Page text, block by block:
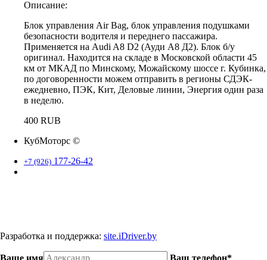
Описание:
Блок управления Air Bag, блок управления подушками
безопасности водителя и переднего пассажира.
Применяется на Audi A8 D2 (Ауди А8 Д2). Блок б/у
оригинал. Находится на складе в Московской области 45
км от МКАД по Минскому, Можайскому шоссе г. Кубинка,
по договоренности можем отправить в регионы СДЭК-
ежедневно, ПЭК, Кит, Деловые линии, Энергия один раза
в неделю.
400 RUB
КубМоторс ©
+7 (926) 177-26-42
Разработка и поддержка: site.iDriver.by